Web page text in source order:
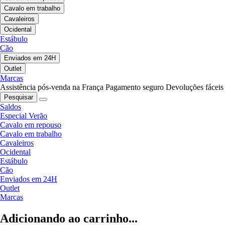
Cavalo em trabalho
Cavaleiros
Ocidental
Estábulo
Cão
Enviados em 24H
Outlet
Marcas
Assistência pós-venda na França Pagamento seguro Devoluções fáceis
Pesquisar
Saldos
Especial Verão
Cavalo em repouso
Cavalo em trabalho
Cavaleiros
Ocidental
Estábulo
Cão
Enviados em 24H
Outlet
Marcas
Adicionando ao carrinho...